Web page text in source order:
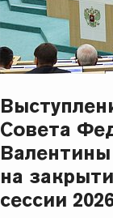
Совета
на
сессии